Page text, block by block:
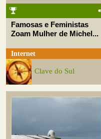
Famosas e Feministas
Zoam Mulher de Michel...
Internet
Clave do Sul